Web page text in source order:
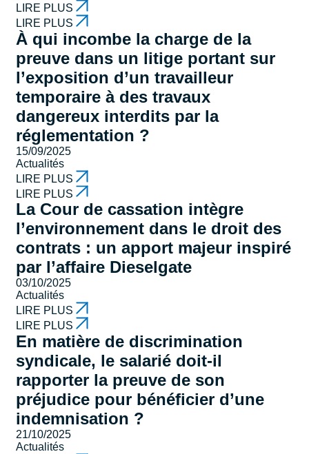
LIRE PLUS
LIRE PLUS
À qui incombe la charge de la
preuve dans un litige portant sur
l’exposition d’un travailleur
temporaire à des travaux
dangereux interdits par la
réglementation ?
15/09/2025
Actualités
LIRE PLUS
LIRE PLUS
La Cour de cassation intègre
l’environnement dans le droit des
contrats : un apport majeur inspiré
par l’affaire Dieselgate
03/10/2025
Actualités
LIRE PLUS
LIRE PLUS
En matière de discrimination
syndicale, le salarié doit-il
rapporter la preuve de son
préjudice pour bénéficier d’une
indemnisation ?
21/10/2025
Actualités